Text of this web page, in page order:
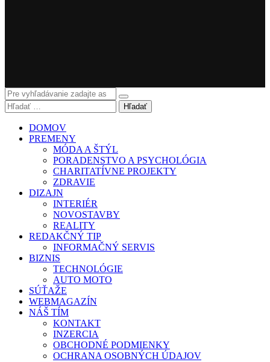
Hľadať
DOMOV
PREMENY
MÓDA A ŠTÝL
PORADENSTVO A PSYCHOLÓGIA
CHARITATÍVNE PROJEKTY
ZDRAVIE
DIZAJN
INTERIÉR
NOVOSTAVBY
REALITY
REDAKČNÝ TIP
INFORMAČNÝ SERVIS
BIZNIS
TECHNOLÓGIE
AUTO MOTO
SÚŤAŽE
WEBMAGAZÍN
NÁŠ TÍM
KONTAKT
INZERCIA
OBCHODNÉ PODMIENKY
OCHRANA OSOBNÝCH ÚDAJOV